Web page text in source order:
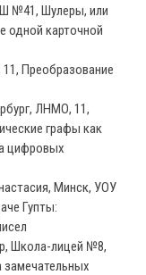
№41, Шулеры, или
одной карточной
Преобразование
ЛНМО, 11,
графы как
цифровых
Минск, УОУ
Гупты:
Школа-лицей №8,
замечательных